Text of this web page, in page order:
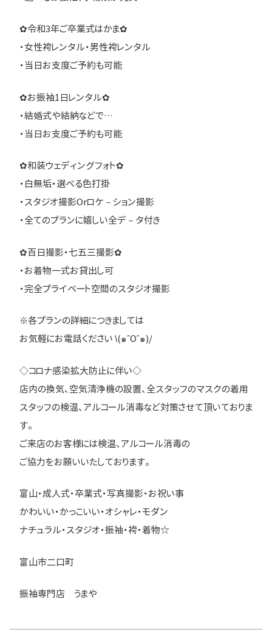
✿令和3年ご卒業式はかま✿
・女性袴レンタル・男性袴レンタル
・当日お支度ご予約も可能
✿お振袖1日レンタル✿
・結婚式や結納などで…
・当日お支度ご予約も可能
✿和装ウェディングフォト✿
・白無垢・選べる色打掛
・スタジオ撮影Orロケ－ション撮影
・全てのプランに嬉しい全デ－タ付き
✿百日撮影・七五三撮影✿
・お着物一式お貸出し可
・完全プライベート空間のスタジオ撮影
※各プランの詳細につきましては
お気軽にお電話ください \(๑ˆOˆ๑)/
◇コロナ感染拡大防止に伴い◇
店内の換気、空気清浄機の設置、全スタッフのマスクの着用
スタッフの検温、アルコール消毒など対策させて頂いておりま
す。
ご来店のお客様には検温、アルコール消毒の
ご協力をお願いいたしております。
富山・成人式・卒業式・写真撮影・お祝い事
かわいい・かっこいい・オシャレ・モダン
ナチュラル・スタジオ・振袖・袴・着物☆
富山市二口町
振袖専門店 うまや